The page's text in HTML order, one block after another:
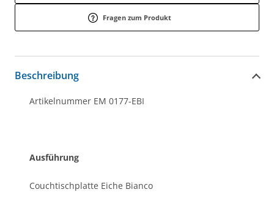
Fragen zum Produkt
Beschreibung
Artikelnummer EM 0177-EBI
Ausführung
Couchtischplatte Eiche Bianco